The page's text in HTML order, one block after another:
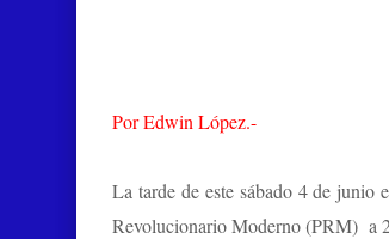
Por Edwin López.-
La tarde de este sábado 4 de junio
Revolucionario Moderno (PRM) a